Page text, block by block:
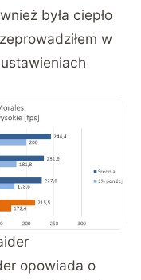
była ciepło
w
opowiada o